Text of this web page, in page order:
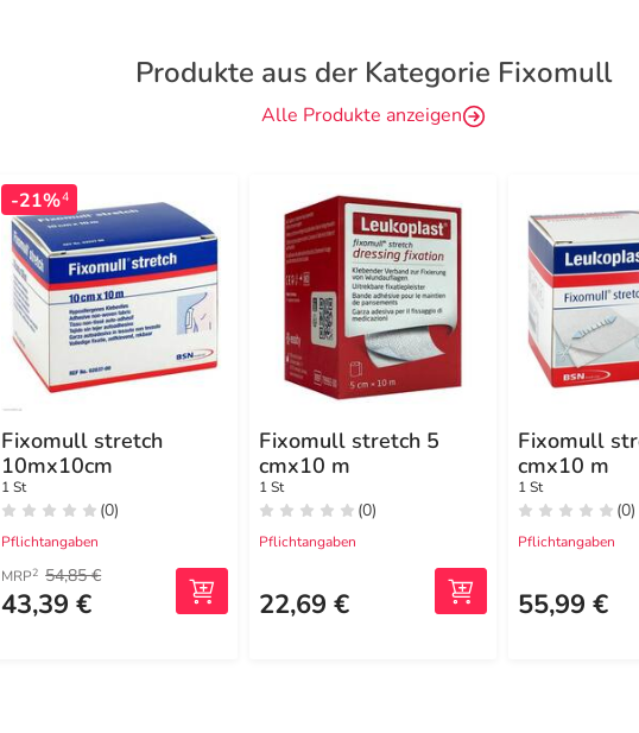
Produkte aus der Kategorie Fixomull
Alle Produkte anzeigen
-21%4
Fixomull stretch
10mx10cm
1 St
(0)
Pflichtangaben
MRP2 54,85 €
43,39 €
Fixomull stretch 5
cmx10 m
1 St
(0)
Pflichtangaben
22,69 €
Fixomull
cmx10 m
1 St
(0)
Pflichtangaben
55,99 €